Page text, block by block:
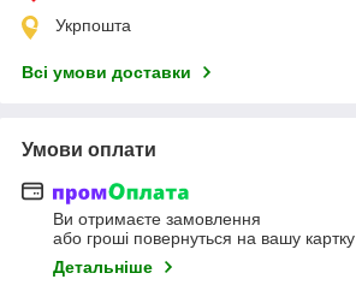
Укрпошта
Всі умови доставки
Умови оплати
Ви отримаєте замовлення
або гроші повернуться на вашу картку
Детальніше